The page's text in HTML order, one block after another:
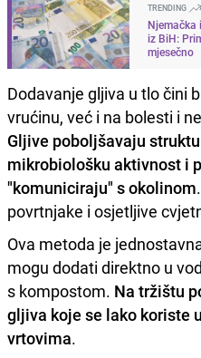
TRENDING
Njemačka
iz BiH:
mjesečno
Dodavanje gljiva u tlo čini
vrućinu, već i na bolesti i
Gljive poboljšavaju
mikrobiološku aktivnost i
"komuniciraju" s okolinom
povrtnjake i osjetljive
Ova metoda je
mogu dodati direktno u
s kompostom. Na tržištu
gljiva koje se lako koriste
vrtovima.